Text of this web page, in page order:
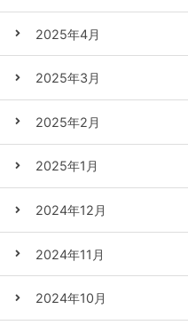
2025年4月
2025年3月
2025年2月
2025年1月
2024年12月
2024年11月
2024年10月